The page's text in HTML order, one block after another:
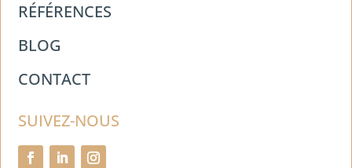
RÉFÉRENCES
BLOG
CONTACT
SUIVEZ-NOUS